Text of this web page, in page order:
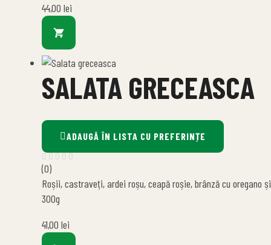
44,00 lei
SALATA GRECEASCA
ADAUGĂ ÎN LISTA CU PREFERINȚE
(0)
Roșii, castraveți, ardei roșu, ceapă roșie, brânză cu oregano
300g
41,00 lei